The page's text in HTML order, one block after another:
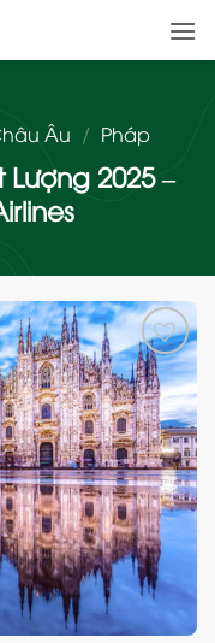
Âu / Pháp
2025 –
Add
to
wishlist